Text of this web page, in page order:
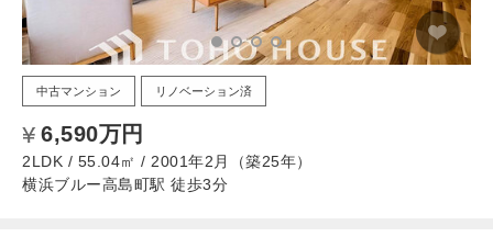
中古マンション リノベーション済
6,590万円
2LDK / 55.04㎡ / 2001年2月（築25年）
横浜ブルー高島町駅 徒歩3分